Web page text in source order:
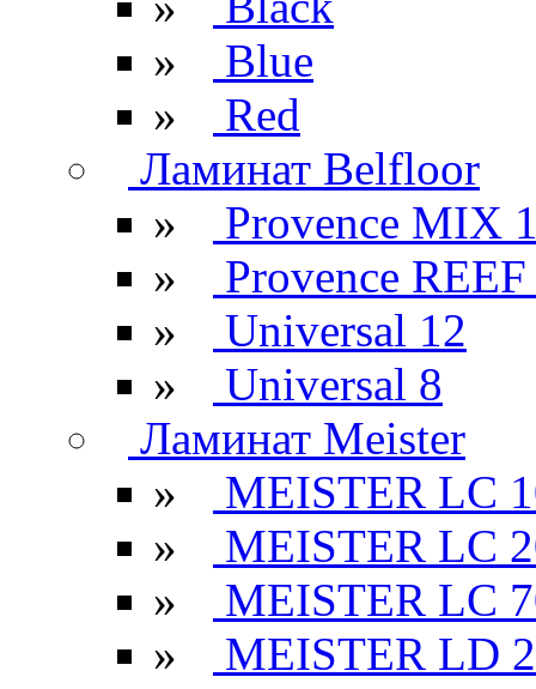
»
Blue
»
Red
Ламинат Belfloor
»
Provence MIX
»
Provence
»
Universal 12
»
Universal 8
Ламинат Meister
»
MEISTER LC
»
MEISTER LC
»
MEISTER LC
»
MEISTER LD